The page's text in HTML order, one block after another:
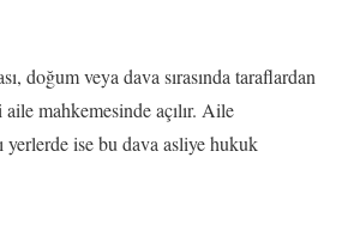
doğum veya dava sırasında taraflardan
mahkemesinde açılır. Aile
yerlerde ise bu dava asliye hukuk